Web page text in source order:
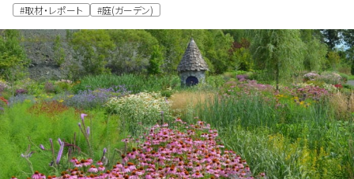
#取材・レポート
#庭(ガーデン)